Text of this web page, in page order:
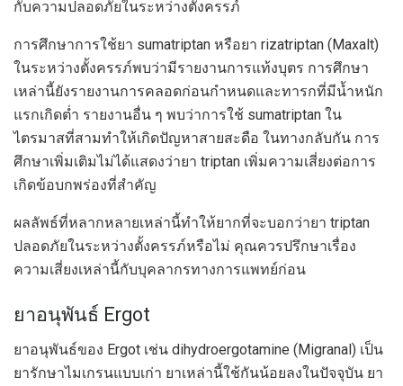
กับความปลอดภัยในระหว่างตั้งครรภ์
การศึกษาการใช้ยา sumatriptan หรือยา rizatriptan (Maxalt)
ในระหว่างตั้งครรภ์พบว่ามีรายงานการแท้งบุตร การศึกษา
เหล่านี้ยังรายงานการคลอดก่อนกำหนดและทารกที่มีน้ำหนัก
แรกเกิดต่ำ รายงานอื่น ๆ พบว่าการใช้ sumatriptan ใน
ไตรมาสที่สามทำให้เกิดปัญหาสายสะดือ ในทางกลับกัน การ
ศึกษาเพิ่มเติมไม่ได้แสดงว่ายา triptan เพิ่มความเสี่ยงต่อการ
เกิดข้อบกพร่องที่สำคัญ
ผลลัพธ์ที่หลากหลายเหล่านี้ทำให้ยากที่จะบอกว่ายา triptan
ปลอดภัยในระหว่างตั้งครรภ์หรือไม่ คุณควรปรึกษาเรื่อง
ความเสี่ยงเหล่านี้กับบุคลากรทางการแพทย์ก่อน
ยาอนุพันธ์ Ergot
ยาอนุพันธ์ของ Ergot เช่น dihydroergotamine (Migranal) เป็น
ยารักษาไมเกรนแบบเก่า ยาเหล่านี้ใช้กันน้อยลงในปัจจุบัน ยา